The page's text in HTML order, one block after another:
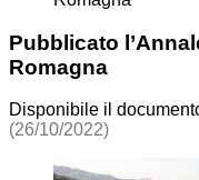
Pubblicato
Romagna
Disponibile il
(26/10/2022)